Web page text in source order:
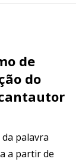
de
do
palavra
a partir de